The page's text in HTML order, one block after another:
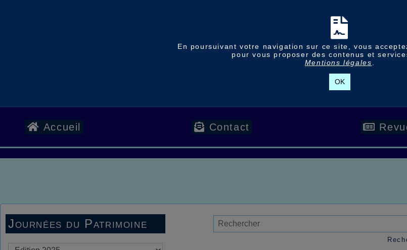
En poursuivant votre navigation sur ce site, vous
pour vous proposer des contenus et
Mentions légales
OK
Accueil Contact
Journées du Patrimoine